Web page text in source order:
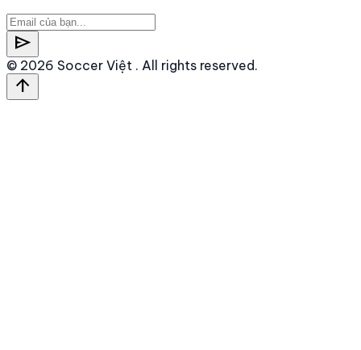
send
© 2026 Soccer Việt . All rights reserved.
arrow_upward